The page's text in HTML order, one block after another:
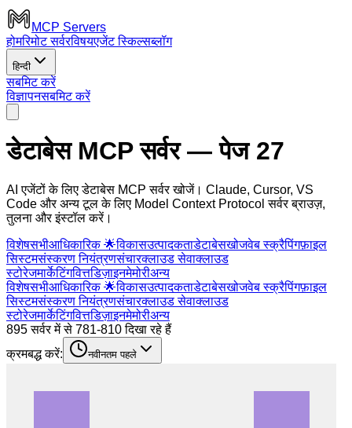
MCP Servers
होमरिमोट सर्वरविषयएजेंट स्किल्सब्लॉग
हिन्दी
सबमिट करें
विज्ञापनसबमिट करें
डेटाबेस MCP सर्वर— पेज 27
AI एजेंटों के लिए डेटाबेस MCP सर्वर खोजें। Claude, Cursor, VS
Code और अन्य टूल के लिए Model Context Protocol सर्वर ब्राउज़,
तुलना और इंस्टॉल करें।
विशेषसभीआधिकारिक 🌟विकासउत्पादकताडेटाबेसखोजवेब स्क्रैपिंगफ़ाइल
सिस्टमसंस्करण नियंत्रणसंचारक्लाउड सेवाक्लाउड
स्टोरेजमार्केटिंगवित्तडिज़ाइनमेमोरीअन्य
विशेषसभीआधिकारिक 🌟विकासउत्पादकताडेटाबेसखोजवेब स्क्रैपिंगफ़ाइल
सिस्टमसंस्करण नियंत्रणसंचारक्लाउड सेवाक्लाउड
स्टोरेजमार्केटिंगवित्तडिज़ाइनमेमोरीअन्य
895 सर्वर में से 781-810 दिखा रहे हैं
क्रमबद्ध करें:
नवीनतम पहले